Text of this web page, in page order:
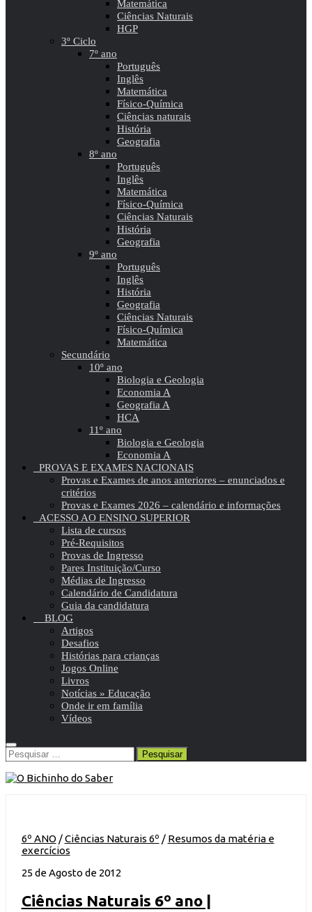
Matemática
Ciências Naturais
HGP
3º Ciclo
7º ano
Português
Inglês
Matemática
Físico-Química
Ciências naturais
História
Geografia
8º ano
Português
Inglês
Matemática
Físico-Química
Ciências Naturais
História
Geografia
9º ano
Português
Inglês
História
Geografia
Ciências Naturais
Físico-Química
Matemática
Secundário
10º ano
Biologia e Geologia
Economia A
Geografia A
HCA
11º ano
Biologia e Geologia
Economia A
PROVAS E EXAMES NACIONAIS
Provas e Exames de anos anteriores – enunciados e
critérios
Provas e Exames 2026 – calendário e informações
ACESSO AO ENSINO SUPERIOR
Lista de cursos
Pré-Requisitos
Provas de Ingresso
Pares Instituição/Curso
Médias de Ingresso
Calendário de Candidatura
Guia da candidatura
BLOG
Artigos
Desafios
Histórias para crianças
Jogos Online
Livros
Notícias » Educação
Onde ir em família
Vídeos
Pesquisar
por:
6º ANO /Ciências Naturais 6º / Resumos da matéria e
exercícios
25 de Agosto de 2012
Ciências Naturais 6º ano |